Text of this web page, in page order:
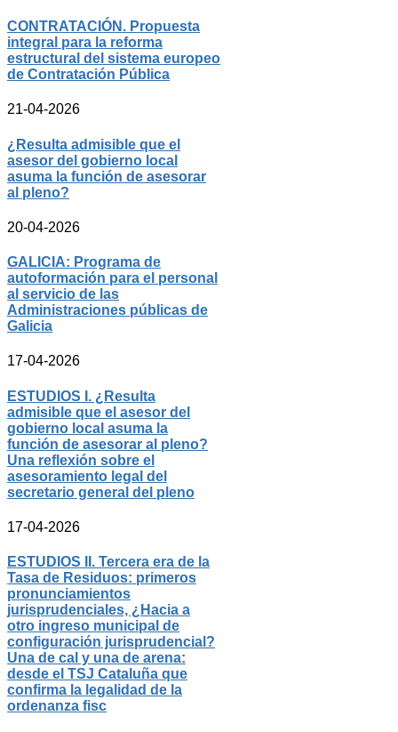
CONTRATACIÓN. Propuesta
integral para la reforma
estructural del sistema europeo
de Contratación Pública
21-04-2026
¿Resulta admisible que el
asesor del gobierno local
asuma la función de asesorar
al pleno?
20-04-2026
GALICIA: Programa de
autoformación para el personal
al servicio de las
Administraciones públicas de
Galicia
17-04-2026
ESTUDIOS I. ¿Resulta
admisible que el asesor del
gobierno local asuma la
función de asesorar al pleno?
Una reflexión sobre el
asesoramiento legal del
secretario general del pleno
17-04-2026
ESTUDIOS II. Tercera era de la
Tasa de Residuos: primeros
pronunciamientos
jurisprudenciales, ¿Hacia a
otro ingreso municipal de
configuración jurisprudencial?
Una de cal y una de arena:
desde el TSJ Cataluña que
confirma la legalidad de la
ordenanza fisc